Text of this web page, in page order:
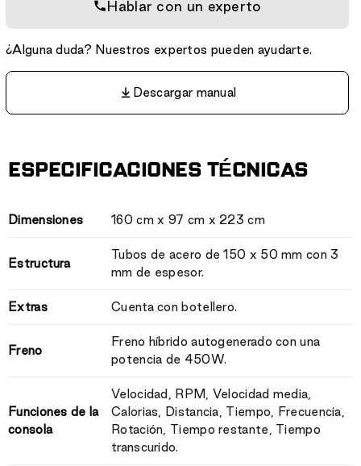
Hablar con un experto
¿Alguna duda? Nuestros expertos pueden ayudarte.
Descargar manual
ESPECIFICACIONES TÉCNICAS
Dimensiones 160 cm x 97 cm x 223 cm
Estructura
Tubos de acero de 150 x 50 mm con 3
mm de espesor.
Extras Cuenta con botellero.
Freno
Freno híbrido autogenerado con una
potencia de 450W.
Funciones de la
consola
Velocidad, RPM, Velocidad media,
Calorias, Distancia, Tiempo, Frecuencia,
Rotación, Tiempo restante, Tiempo
transcurido.